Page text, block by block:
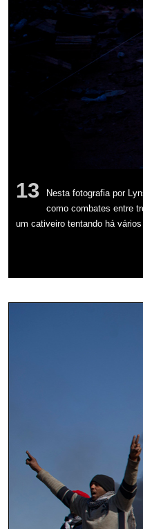
13
Nesta fotografia por
como combates entre
um cativeiro tentando há